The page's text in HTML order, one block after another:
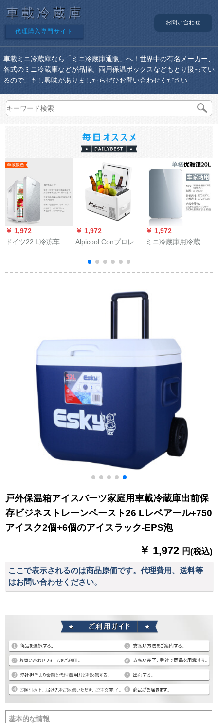
車載冷蔵庫
代理購入専門サイト
お問い合わせ
車載ミニ冷蔵庫なら「ミニ冷蔵庫通販」へ！世界中の有名メーカー、
各式のミニ冷蔵庫などが品揃。両用保温ボックスなどもとり扱ってい
るので、もし興味がありましたらぜひお問い合わせください
￥ 1,972
ドイツ22 L冷冻车の
は学生のシングアを
￥ 1,972
Alpicool Conプロレー
冷凍を兼ねた新型の
小型冷蔵庫は、マイ
ーニングセットを兼
￥ 1,972
ミニ冷蔵庫用冷蔵庫
ドアタイピュー冷凍
戸外保温箱アイスバーツ家庭用車載冷蔵庫出前保
存ビジネストレーンペースト26 Lレベアール+750
アイスク2個+6個のアイスラック-EPS泡
￥ 1,972 円(税込)
ここで表示されるのは商品原価です。代理費用、送料等
はお問い合わせください。
基本的な情報